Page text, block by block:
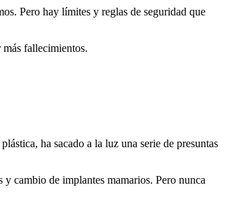
Pero hay límites y reglas de seguridad que
fallecimientos.
ha sacado a la luz una serie de presuntas
cambio de implantes mamarios. Pero nunca